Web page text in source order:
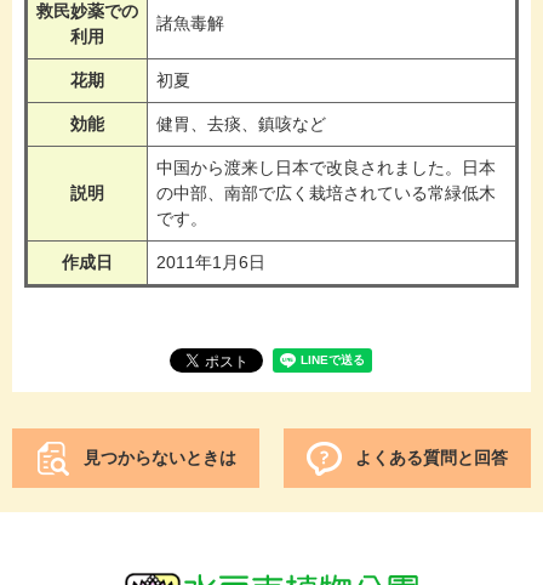
救民妙薬での
利用
諸魚毒解
花期 初夏
効能 健胃、去痰、鎮咳など
説明
中国から渡来し日本で改良されました。日本
の中部、南部で広く栽培されている常緑低木
です。
作成日 2011年1月6日
見つからないときは よくある質問と回答